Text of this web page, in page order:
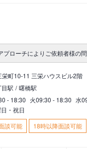
プローチによりご依頼者様の
町10-11 三栄ハウスビル2階
駅
曙橋駅
- 18:30 火09:30 - 18:30 水
・祝日
談可能 18時以降面談可能